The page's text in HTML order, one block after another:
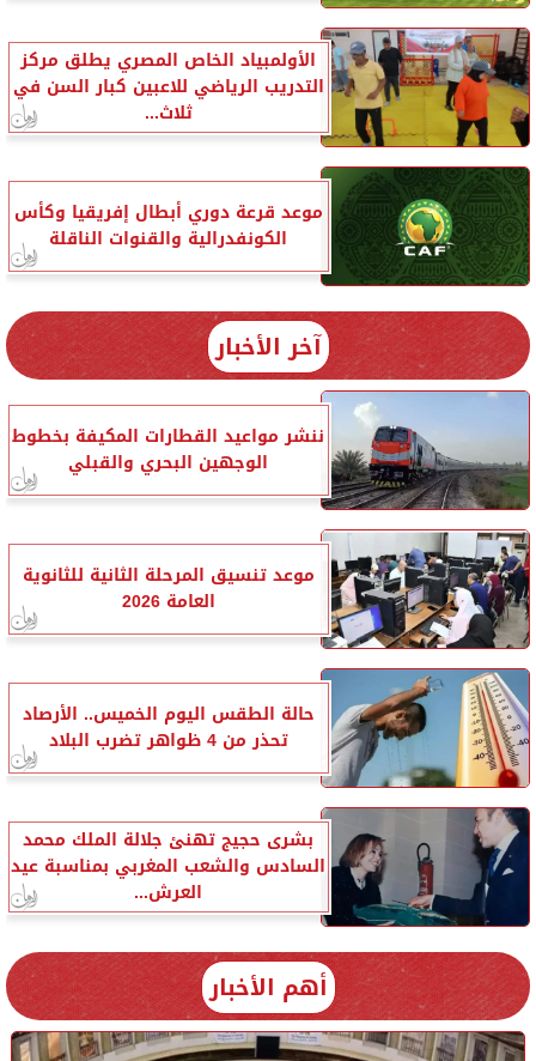
الأولمبياد الخاص المصري يطلق مركز
التدريب الرياضي للاعبين كبار السن في
ثلاث...
موعد قرعة دوري أبطال إفريقيا وكأس
الكونفدرالية والقنوات الناقلة
آخر الأخبار
ننشر مواعيد القطارات المكيفة بخطوط
الوجهين البحري والقبلي
موعد تنسيق المرحلة الثانية للثانوية
العامة 2026
حالة الطقس اليوم الخميس.. الأرصاد
تحذر من 4 ظواهر تضرب البلاد
بشرى حجيج تهنئ جلالة الملك محمد
السادس والشعب المغربي بمناسبة عيد
العرش...
أهم الأخبار